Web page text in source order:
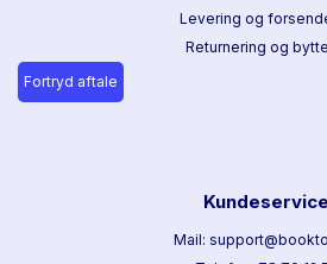
Levering og
Returnering og
Fortryd aftale
Kundeservice
Mail: